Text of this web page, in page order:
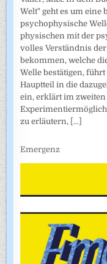
Welt" geht es um eine
psychophysische
physischen mit der
volles Verständnis
bekommen, welche
Welle bestätigen,
Hauptteil in die
ein, erklärt im zweiten
zu erläutern, [...]
Emergenz